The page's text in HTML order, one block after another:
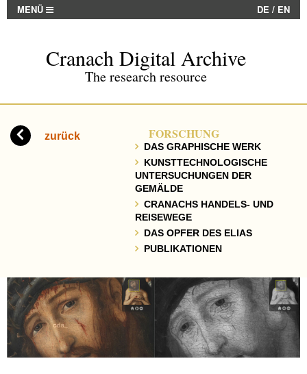
MENÜ DE / EN
Cranach Digital Archive
The research resource
zurück FORSCHUNG
DAS GRAPHISCHE WERK
KUNSTTECHNOLOGISCHE
UNTERSUCHUNGEN DER
GEMÄLDE
CRANACHS HANDELS- UND
REISEWEGE
DAS OPFER DES ELIAS
PUBLIKATIONEN